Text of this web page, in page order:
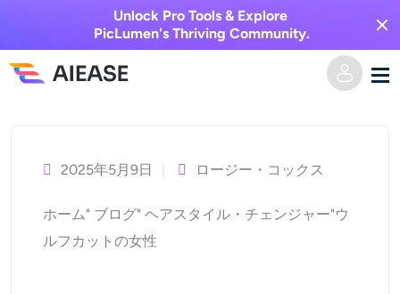
Unlock Pro Tools & Explore
PicLumen's Thriving Community.
AI動画
テキストからビデオへ
動画エフェクト
2025年5月9日 ロージー・コックス
ホーム" ブログ"ヘアスタイル・チェンジャー"ウ
ルフカットの女性